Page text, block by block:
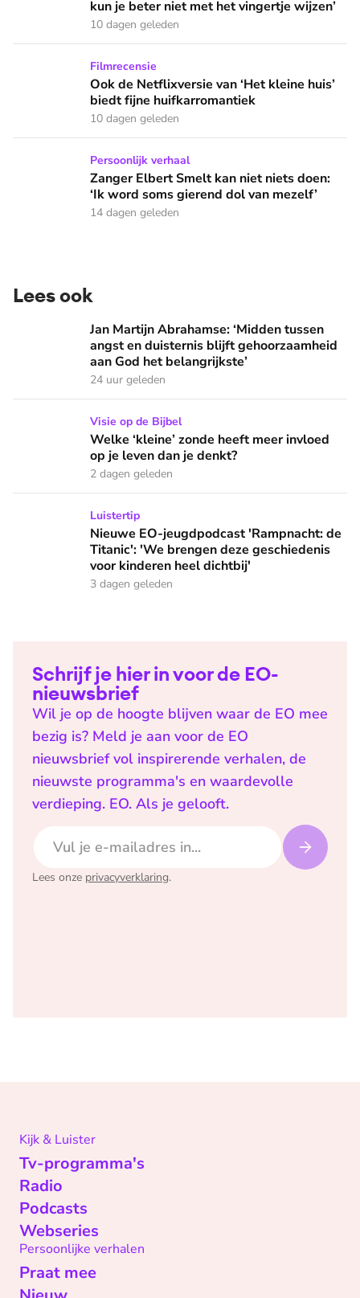
kun je beter niet met het vingertje wijzen’
10 dagen geleden
Ook de Netflixversie van ‘Het kleine huis’ biedt fijne
Filmrecensie
Ook de Netflixversie van ‘Het kleine huis’
biedt fijne huifkarromantiek
10 dagen geleden
Zanger Elbert Smelt kan niet niets doen: ‘Ik word soms
Persoonlijk verhaal
Zanger Elbert Smelt kan niet niets doen:
‘Ik word soms gierend dol van mezelf’
14 dagen geleden
Lees ook
Jan Martijn Abrahamse: ‘Midden tussen angst en
Jan Martijn Abrahamse: ‘Midden tussen
angst en duisternis blijft gehoorzaamheid
aan God het belangrijkste’
24 uur geleden
Welke ‘kleine’ zonde heeft meer invloed op je leven dan je
Visie op de Bijbel
Welke ‘kleine’ zonde heeft meer invloed
op je leven dan je denkt?
2 dagen geleden
Nieuwe EO-jeugdpodcast 'Rampnacht: de Titanic': 'We
Luistertip
Nieuwe EO-jeugdpodcast 'Rampnacht: de
Titanic': 'We brengen deze geschiedenis
voor kinderen heel dichtbij'
3 dagen geleden
Schrijf je hier in voor de EO-
nieuwsbrief
Wil je op de hoogte blijven waar de EO mee
bezig is? Meld je aan voor de EO
nieuwsbrief vol inspirerende verhalen, de
nieuwste programma's en waardevolle
verdieping. EO. Als je gelooft.
Lees onze privacyverklaring.
Kijk & Luister
Tv-programma's
Radio
Podcasts
Webseries
Persoonlijke verhalen
Praat mee